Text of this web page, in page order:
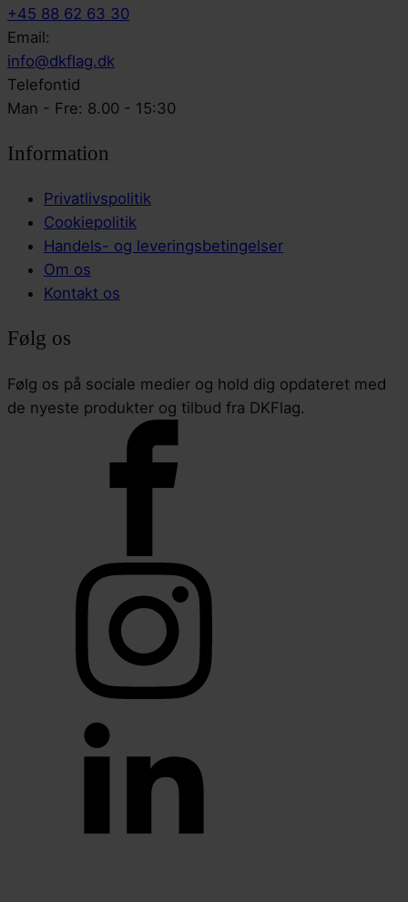
+45 88 62 63 30
Email:
info@dkflag.dk
Telefontid
Man - Fre: 8.00 - 15:30
Information
Privatlivspolitik
Cookiepolitik
Handels- og leveringsbetingelser
Om os
Kontakt os
Følg os
Følg os på sociale medier og hold dig opdateret med
de nyeste produkter og tilbud fra DKFlag.